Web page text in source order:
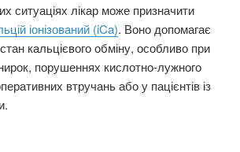
ситуаціях лікар може призначити
іонізований (iCa). Воно допомагає
кальцієвого обміну, особливо при
порушеннях кислотно-лужного
втручань або у пацієнтів із